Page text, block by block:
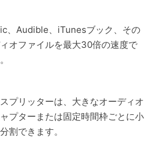
、Audible、iTunesブック、その
オファイルを最大30倍の速度で
プリッターは、大きなオーディオ
プターまたは固定時間枠ごとに小
割できます。